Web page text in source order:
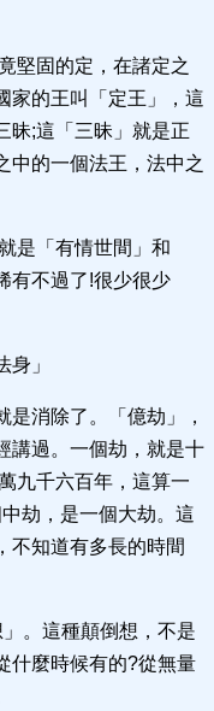
堅固的定，在諸定之
家的王叫「定王」，這
昧;這「三昧」就是正
中的一個法王，法中之
是「有情世間」和
有不過了!很少很少
身」
是消除了。「億劫」，
講過。一個劫，就是十
九千六百年，這算一
劫，是一個大劫。這
不知道有多長的時間
。這種顛倒想，不是
什麼時候有的?從無量